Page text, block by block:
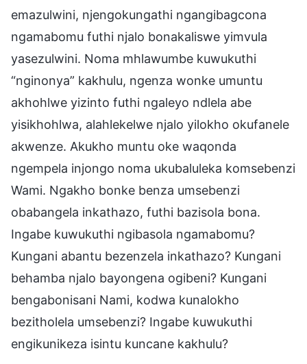
emazulwini, njengokungathi ngangibagcona
ngamabomu futhi njalo bonakaliswe yimvula
yasezulwini. Noma mhlawumbe kuwukuthi
“nginonya” kakhulu, ngenza wonke umuntu
akhohlwe yizinto futhi ngaleyo ndlela abe
yisikhohlwa, alahlekelwe njalo yilokho okufanele
akwenze. Akukho muntu oke waqonda
ngempela injongo noma ukubaluleka komsebenzi
Wami. Ngakho bonke benza umsebenzi
obabangela inkathazo, futhi bazisola bona.
Ingabe kuwukuthi ngibasola ngamabomu?
Kungani abantu bezenzela inkathazo? Kungani
behamba njalo bayongena ogibeni? Kungani
bengabonisani Nami, kodwa kunalokho
bezitholela umsebenzi? Ingabe kuwukuthi
engikunikeza isintu kuncane kakhulu?